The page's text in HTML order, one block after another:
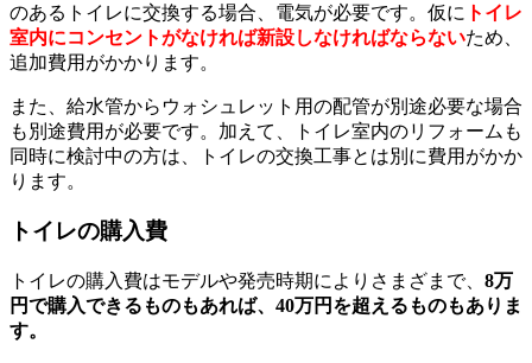
のあるトイレに交換する場合、電気が必要です。仮に トイレ
室内にコンセントがなければ新設しなければならないため、
追加費用がかかります。
また、給水管からウォシュレット用の配管が別途必要な場合
も別途費用が必要です。加えて、トイレ室内のリフォームも
同時に検討中の方は、トイレの交換工事とは別に費用がかか
ります。
トイレの購入費
トイレの購入費はモデルや発売時期によりさまざまで、 8万
円で購入できるものもあれば、40万円を超えるものもありま
す。